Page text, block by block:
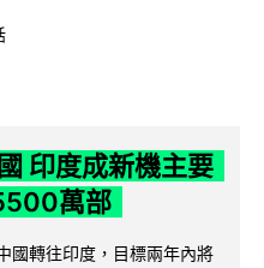
印度成新機主要
萬部
國轉往印度，目標兩年內將